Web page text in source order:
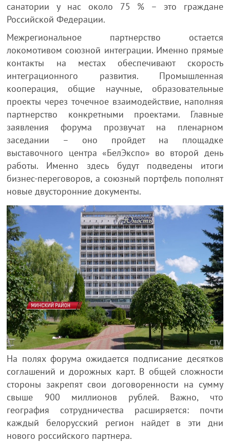
санатории у нас около 75 % – это граждане
Российской Федерации.
Межрегиональное партнерство остается
локомотивом союзной интеграции. Именно прямые
контакты на местах обеспечивают скорость
интеграционного развития. Промышленная
кооперация, общие научные, образовательные
проекты через точечное взаимодействие, наполняя
партнерство конкретными проектами. Главные
заявления форума прозвучат на пленарном
заседании – оно пройдет на площадке
выставочного центра «БелЭкспо» во второй день
работы. Именно здесь будут подведены итоги
бизнес-переговоров, а союзный портфель пополнят
новые двусторонние документы.
На полях форума ожидается подписание десятков
соглашений и дорожных карт. В общей сложности
стороны закрепят свои договоренности на сумму
свыше 900 миллионов рублей. Важно, что
география сотрудничества расширяется: почти
каждый белорусский регион найдет в эти дни
нового российского партнера.